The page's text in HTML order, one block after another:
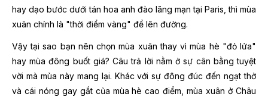
hay dạo bước dưới tán hoa anh đào lãng mạn tại Paris, thì mùa
xuân chính là "thời điểm vàng" để lên đường.
Vậy tại sao bạn nên chọn mùa xuân thay vì mùa hè "đỏ lửa"
hay mùa đông buốt giá? Câu trả lời nằm ở sự cân bằng tuyệt
vời mà mùa này mang lại. Khác với sự đông đúc đến ngạt thở
và cái nóng gay gắt của mùa hè cao điểm, mùa xuân ở Châu